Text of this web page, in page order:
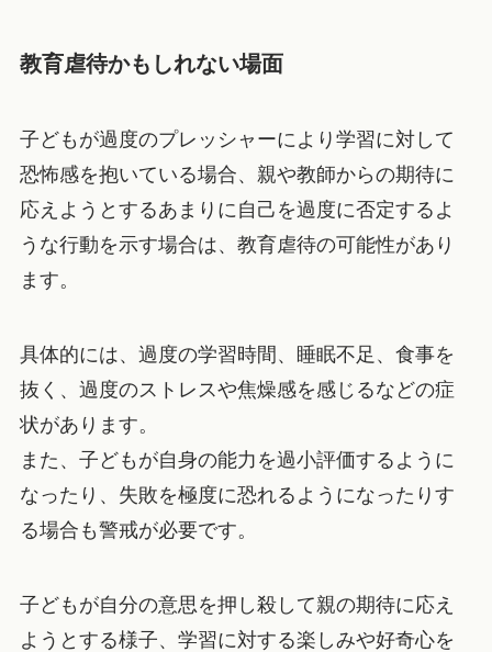
教育虐待かもしれない場面
子どもが過度のプレッシャーにより学習に対して
恐怖感を抱いている場合、親や教師からの期待に
応えようとするあまりに自己を過度に否定するよ
うな行動を示す場合は、教育虐待の可能性があり
ます。
具体的には、過度の学習時間、睡眠不足、食事を
抜く、過度のストレスや焦燥感を感じるなどの症
状があります。
また、子どもが自身の能力を過小評価するように
なったり、失敗を極度に恐れるようになったりす
る場合も警戒が必要です。
子どもが自分の意思を押し殺して親の期待に応え
ようとする様子、学習に対する楽しみや好奇心を